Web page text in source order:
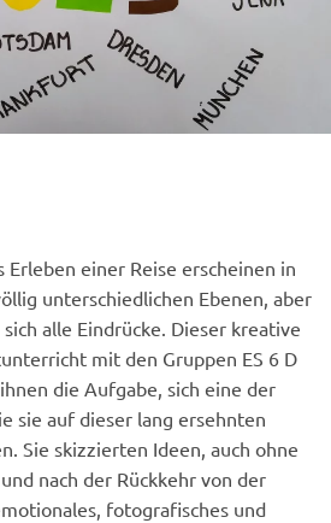
Erleben einer Reise erscheinen in
unterschiedlichen Ebenen, aber
alle Eindrücke. Dieser kreative
mit den Gruppen ES 6 D
die Aufgabe, sich eine der
sie auf dieser lang ersehnten
Sie skizzierten Ideen, auch ohne
nach der Rückkehr von der
fotografisches und